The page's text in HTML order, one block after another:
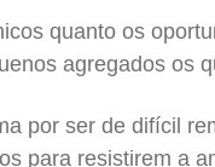
quanto os
agregados os
por ser de difícil
para resistirem a